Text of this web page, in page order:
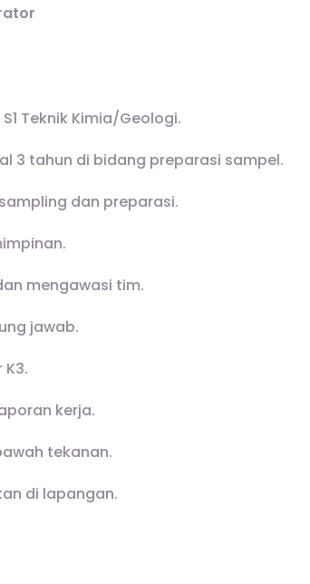
Teknik Kimia/Geologi.
3 tahun di bidang preparasi sampel.
dan preparasi.
mengawasi tim.
jawab.
kerja.
tekanan.
di lapangan.